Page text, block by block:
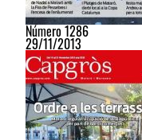
Número 1286
29/11/2013